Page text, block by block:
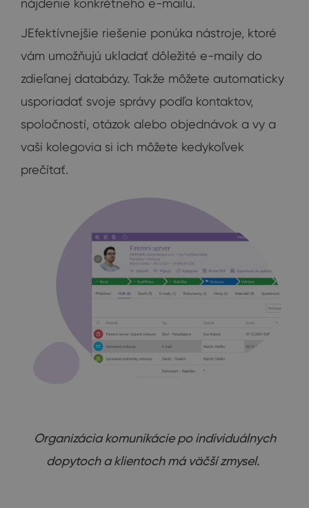
nájdenie konkrétneho e-mailu.
JEfektívnejšie riešenie ponúka nástroje, ktoré
vám umožňujú ukladať dôležité e-maily do
zdieľanej databázy. Takže môžete automaticky
usporiadať svoje správy podľa kontaktov,
spoločností, otázok alebo objednávok a vy a
vaši kolegovia si ich môžete kedykoľvek
prečítať.
Organizácia komunikácie po individuálnych
dopytoch a klientoch má väčší zmysel.